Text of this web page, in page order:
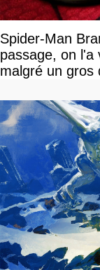
Spider-Man
passage, on l'a
malgré un gros